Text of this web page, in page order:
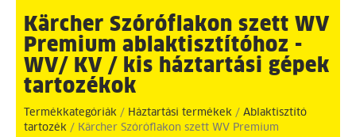
Kärcher Szóróflakon szett WV
Premium ablaktisztítóhoz -
WV/ KV / kis háztartási gépek
tartozékok
Termékkategóriák / Háztartási termékek / Ablaktisztító
tartozék / Kärcher Szóróflakon szett WV Premium